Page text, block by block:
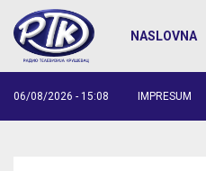
NASLOVNA
06/08/2026 - 15:08 IMPRESUM